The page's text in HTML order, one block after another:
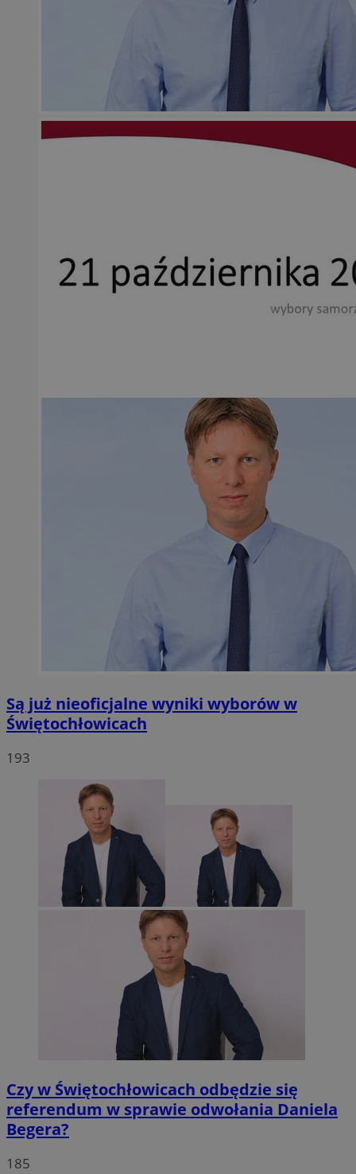
Są już nieoficjalne wyniki wyborów w
Świętochłowicach
193
Czy w Świętochłowicach odbędzie się
referendum w sprawie odwołania Daniela
Begera?
185